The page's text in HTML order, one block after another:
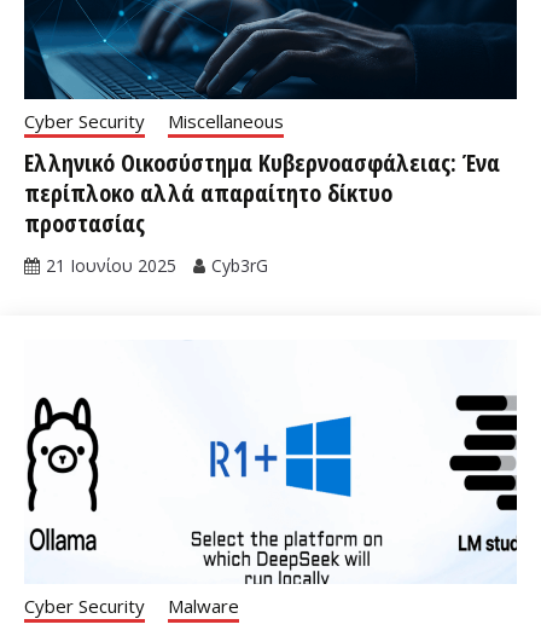
Cyber Security Miscellaneous
Ελληνικό Οικοσύστημα Κυβερνοασφάλειας: Ένα
περίπλοκο αλλά απαραίτητο δίκτυο
προστασίας
21 Ιουνίου 2025 Cyb3rG
Cyber Security Malware